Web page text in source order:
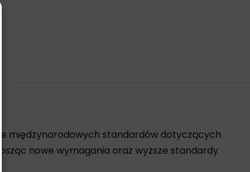
międzynarodowych standardów dotyczących
nowe wymagania oraz wyższe standardy